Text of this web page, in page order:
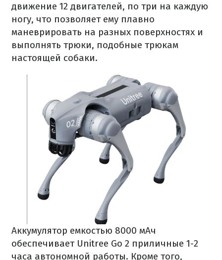
движение 12 двигателей, по три на каждую
ногу, что позволяет ему плавно
маневрировать на разных поверхностях и
выполнять трюки, подобные трюкам
настоящей собаки.
Аккумулятор емкостью 8000 мАч
обеспечивает Unitree Go 2 приличные 1-2
часа автономной работы. Кроме того,